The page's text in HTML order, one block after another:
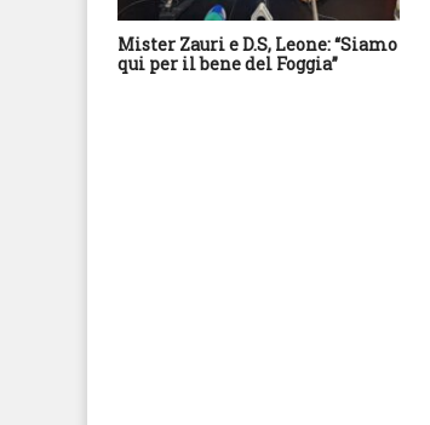
Mister Zauri e D.S, Leone: “Siamo
qui per il bene del Foggia”